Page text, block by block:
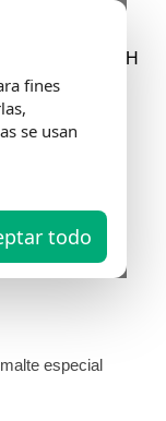
fines
se usan
todo
Entrega en 24H
especial